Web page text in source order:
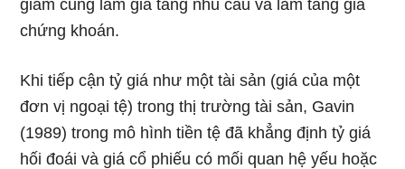
giảm cũng làm gia tăng nhu cầu và làm tăng giá
chứng khoán.
Khi tiếp cận tỷ giá như một tài sản (giá của một
đơn vị ngoại tệ) trong thị trường tài sản, Gavin
(1989) trong mô hình tiền tệ đã khẳng định tỷ giá
hối đoái và giá cổ phiếu có mối quan hệ yếu hoặc